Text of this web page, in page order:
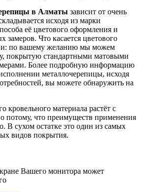
в Алматы зависит от очень
исходя из марки
её цветового оформления и
Что касается цветового
по вашему желанию мы можем
покрытую стандартными матовыми
Более подробную информацию
металлочерепицы, исходя
вы можете обнаружить на
кровельного материала растёт с
что преимуществ применения
В сухом остатке это один из самых
видов покрытия.
Вашего монитора может